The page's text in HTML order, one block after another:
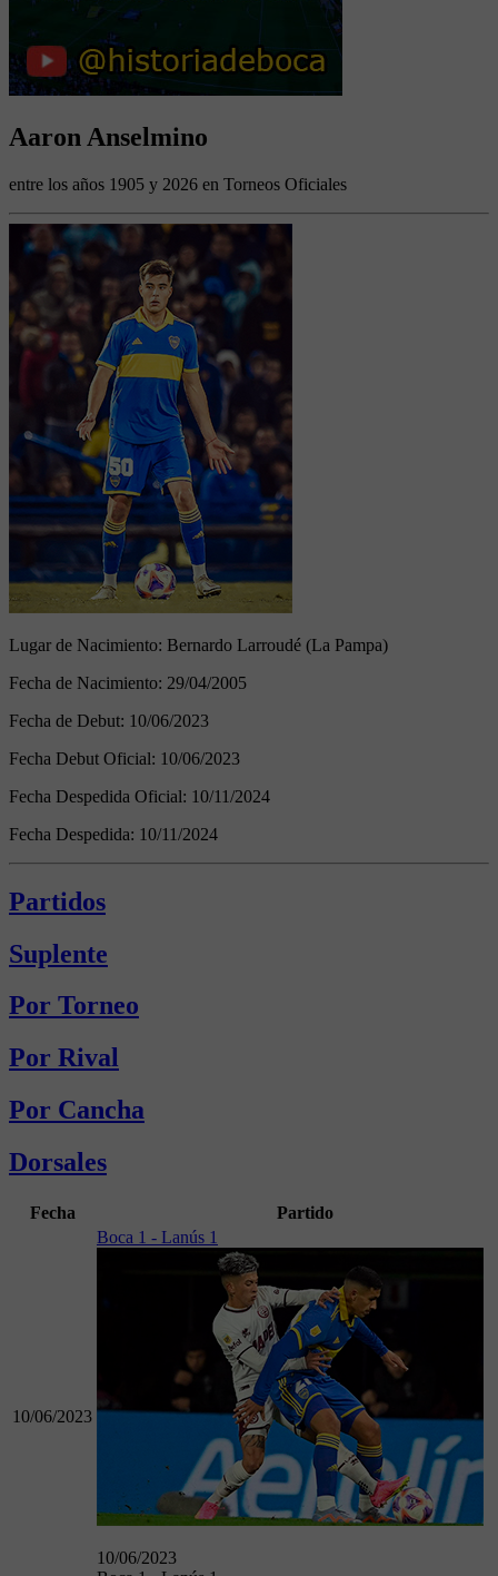
Aaron Anselmino
entre los años 1905 y 2026 en Torneos Oficiales
Lugar de Nacimiento: Bernardo Larroudé (La Pampa)
Fecha de Nacimiento: 29/04/2005
Fecha de Debut: 10/06/2023
Fecha Debut Oficial: 10/06/2023
Fecha Despedida Oficial: 10/11/2024
Fecha Despedida: 10/11/2024
Partidos
Suplente
Por Torneo
Por Rival
Por Cancha
Dorsales
Fecha Partido
10/06/2023
Boca 1 - Lanús 1
10/06/2023